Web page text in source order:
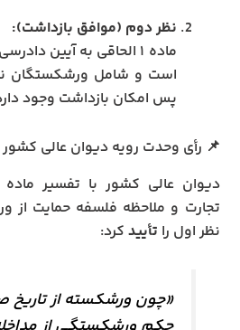
نظر دوم (موافق بازداشت):
ماده ۱ الحاقی به آیین
است و شامل ورشکستگان
پس امکان بازداشت وجود
📌 رأی وحدت رویه دیوان عالی کشور
تجارت و ملاحظه فلسفه حمایت از
نظر اول را تأیید کرد:
«چون ورشکسته از تاریخ